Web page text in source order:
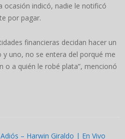
ocasión indicó, nadie le notificó
por pagar.
financieras decidan hacer un
uno, no se entera del porqué me
o a quién le robé plata”, mencionó
– Harwin Giraldo | En Vivo